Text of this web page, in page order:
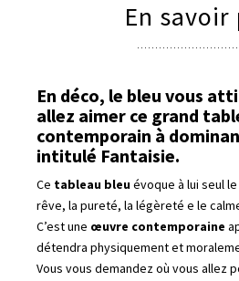
En savoir
En déco, le bleu vous
allez aimer ce grand
contemporain à
intitulé Fantaisie.
Ce tableau bleuévoque à lui seul
rêve, la pureté, la légèreté e le
C’est une œuvre contemporaine
détendra physiquement et
Vous vous demandez où vous allez